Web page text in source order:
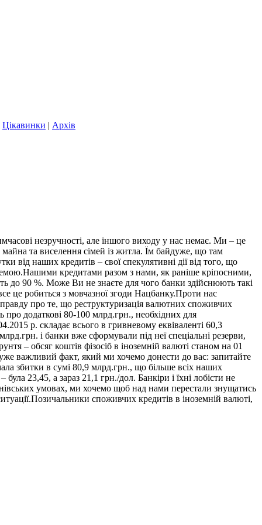
Цікавинки | Архів
незручності, але іншого виходу у нас немає. Ми – це
та виселення сімей із житла. Їм байдуже, що там
від наших кредитів – свої спекулятивні дії від того, що
кредитами разом з нами, як раніше кріпосними,
до 90 %. Може Ви не знаєте для чого банки здійснюють такі
це робиться з мовчазної згоди Нацбанку.Проти нас
про те, що реструктуризація валютних споживчих
про додаткові 80-100 млрд.грн., необхідних для
р. складає всього в гривневому еквіваленті 60,3
і банки вже сформували під неї спеціальні резерви,
– обсяг коштів фізосіб в іноземній валюті станом на 01
важливий факт, який ми хочемо донести до вас: запитайте
збитки в сумі 80,9 млрд.грн., що більше всіх наших
23,45, а зараз 21,1 грн./дол. Банкіри і їхні лобісти не
умовах, ми хочемо щоб над нами перестали знущатись
споживчих кредитів в іноземній валюті,